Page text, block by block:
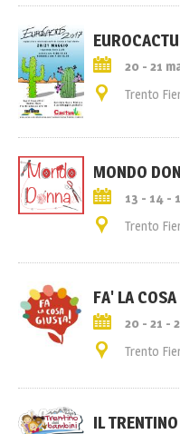
20 - 21
Trento
MONDO
13 - 14 -
Trento
FA' LA
20 - 21 -
Trento
IL